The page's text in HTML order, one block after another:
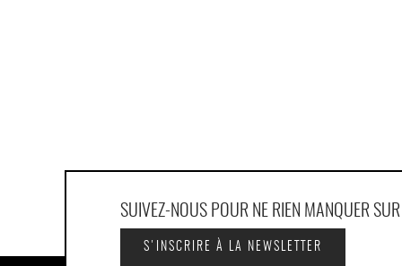
SUIVEZ-NOUS POUR NE RIEN MANQUER
S'INSCRIRE À LA NEWSLETTER